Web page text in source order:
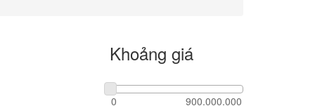
Khoảng giá